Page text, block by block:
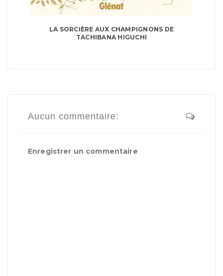
LA SORCIÈRE AUX CHAMPIGNONS DE
TACHIBANA HIGUCHI
Aucun commentaire:
Enregistrer un commentaire